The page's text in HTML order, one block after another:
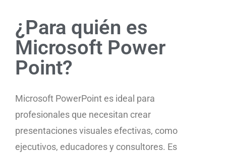
¿Para quién es
Microsoft Power
Point?
Microsoft PowerPoint es ideal para
profesionales que necesitan crear
presentaciones visuales efectivas, como
ejecutivos, educadores y consultores. Es